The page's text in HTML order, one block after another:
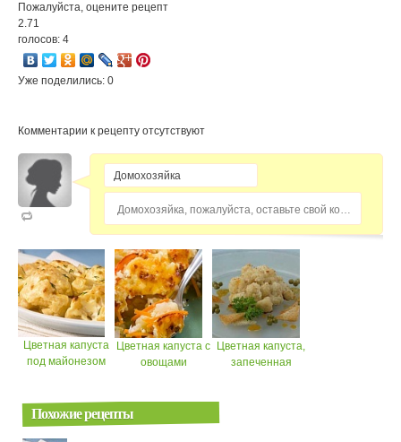
Пожалуйста, оцените рецепт
2.71
голосов: 4
Уже поделились: 0
Комментарии к рецепту отсутствуют
Домохозяйка, пожалуйста, оставьте свой комментарий...
Цветная капуста
под майонезом
Цветная капуста с
овощами
Цветная капуста,
запеченная
Похожие рецепты